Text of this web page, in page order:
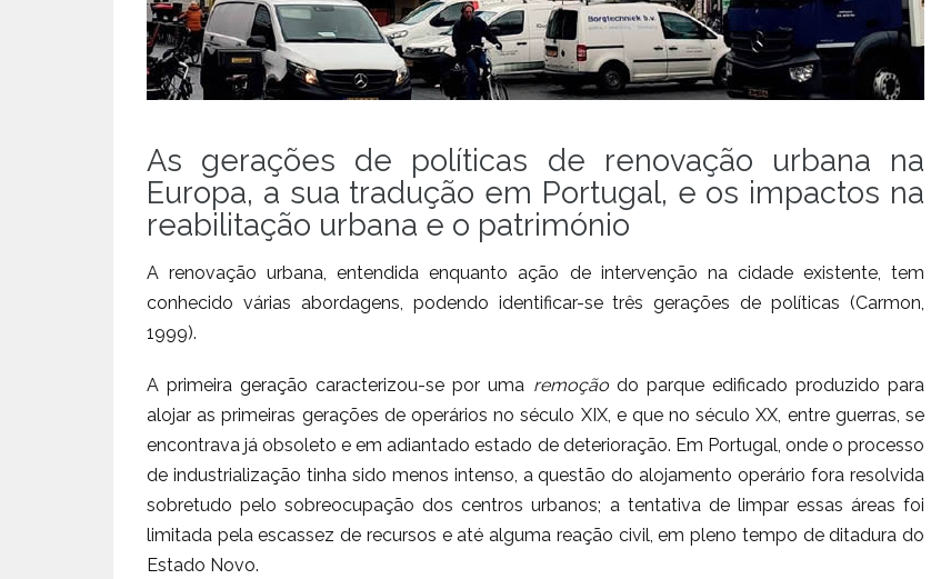
As gerações de políticas de renovação urbana na
Europa, a sua tradução em Portugal, e os impactos na
reabilitação urbana e o património
A renovação urbana, entendida enquanto ação de intervenção na cidade existente, tem
conhecido várias abordagens, podendo identificar-se três gerações de políticas (Carmon,
1999).
A primeira geração caracterizou-se por uma remoçãodo parque edificado produzido para
alojar as primeiras gerações de operários no século XIX, e que no século XX, entre guerras, se
encontrava já obsoleto e em adiantado estado de deterioração. Em Portugal, onde o processo
de industrialização tinha sido menos intenso, a questão do alojamento operário fora resolvida
sobretudo pelo sobreocupação dos centros urbanos; a tentativa de limpar essas áreas foi
limitada pela escassez de recursos e até alguma reação civil, em pleno tempo de ditadura do
Estado Novo.